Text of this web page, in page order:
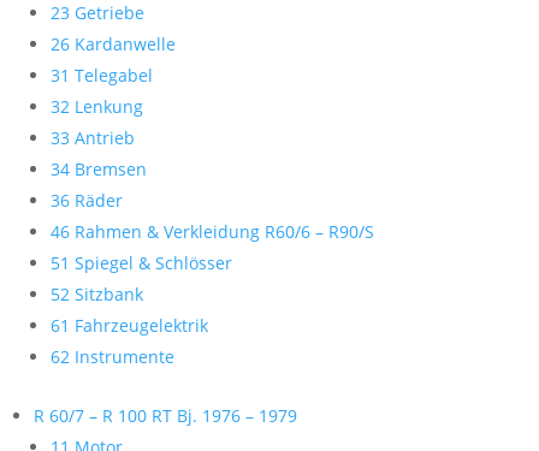
23 Getriebe
26 Kardanwelle
31 Telegabel
32 Lenkung
33 Antrieb
34 Bremsen
36 Räder
46 Rahmen & Verkleidung R60/6 – R90/S
51 Spiegel & Schlösser
52 Sitzbank
61 Fahrzeugelektrik
62 Instrumente
R 60/7 – R 100 RT Bj. 1976 – 1979